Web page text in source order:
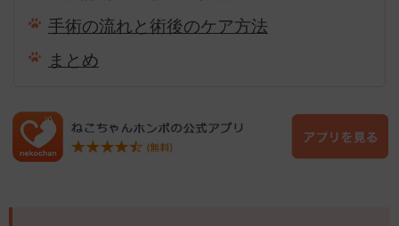
手術の流れと術後のケア方法
まとめ